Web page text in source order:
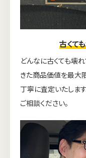
古くて
どんなに古くても壊
きた商品価値を最大
丁寧に査定いたしま
ご相談ください。